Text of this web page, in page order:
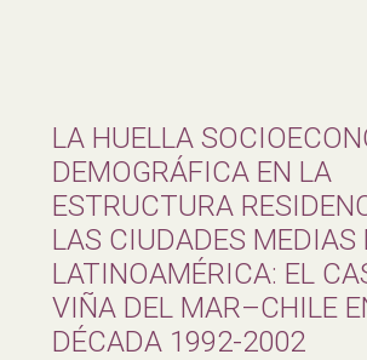
LA HUELLA
DEMOGRÁFICA EN LA
ESTRUCTURA
LAS CIUDADES MEDIAS
LATINOAMÉRICA: EL
VIÑA DEL MAR–CHILE
DÉCADA 1992-2002